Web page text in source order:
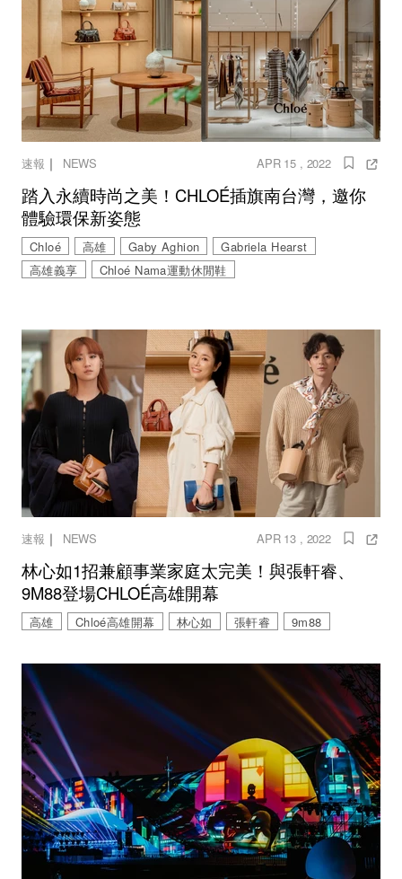
速報 ｜ NEWS APR 15 , 2022
踏入永續時尚之美！CHLOÉ插旗南台灣，邀你
體驗環保新姿態
Chloé 高雄 Gaby Aghion
Gabriela Hearst
高雄義享
Chloé Nama運動休閒鞋
速報 ｜ NEWS APR 13 , 2022
林心如1招兼顧事業家庭太完美！與張軒睿、
9M88登場CHLOÉ高雄開幕
高雄 Chloé高雄開幕 林心如 張軒睿 9m88